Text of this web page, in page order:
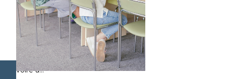
11 juillet 2026- National
Le projet de loi sur la régulation de
l’enseignement supérieur privé met
en lumière l’amplification d’un
système qui relègue l’acte
pédagogique au superfétatoire,
voire à…